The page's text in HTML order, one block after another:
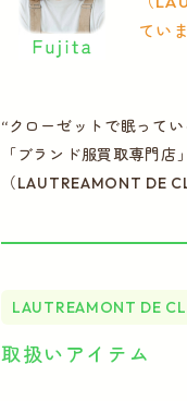
てい
“クローゼットで眠って
「ブランド服買取専門
（LAUTREAMONT DE
LAUTREAMONT DE
取扱いアイテム